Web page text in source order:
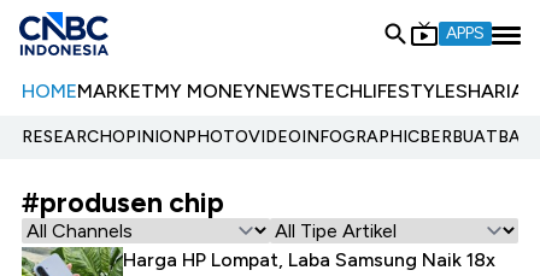
APPS
HOMEMARKETMY MONEYNEWSTECHLIFESTYLESHARIA
RESEARCHOPINIONPHOTOVIDEOINFOGRAPHIC
#produsen chip
Harga HP Lompat, Laba Samsung Naik 18x